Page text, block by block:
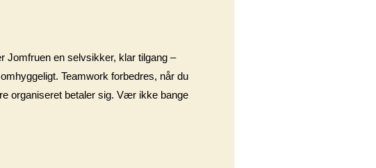
Jomfruen en selvsikker, klar tilgang –
Teamwork forbedres, når du
organiseret betaler sig. Vær ikke bange